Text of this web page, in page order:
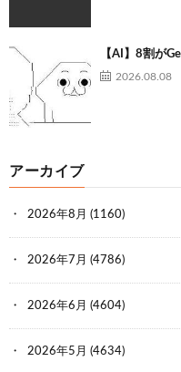
【AI】8割が
2026.08.08
アーカイブ
2026年8月 (1160)
2026年7月 (4786)
2026年6月 (4604)
2026年5月 (4634)